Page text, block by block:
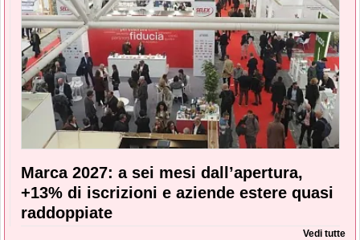
Marca 2027: a sei mesi dall’apertura,
+13% di iscrizioni e aziende estere quasi
raddoppiate
Vedi tutte